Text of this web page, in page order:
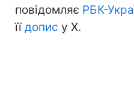
повідомляє РБК-
їїдопис у Х.